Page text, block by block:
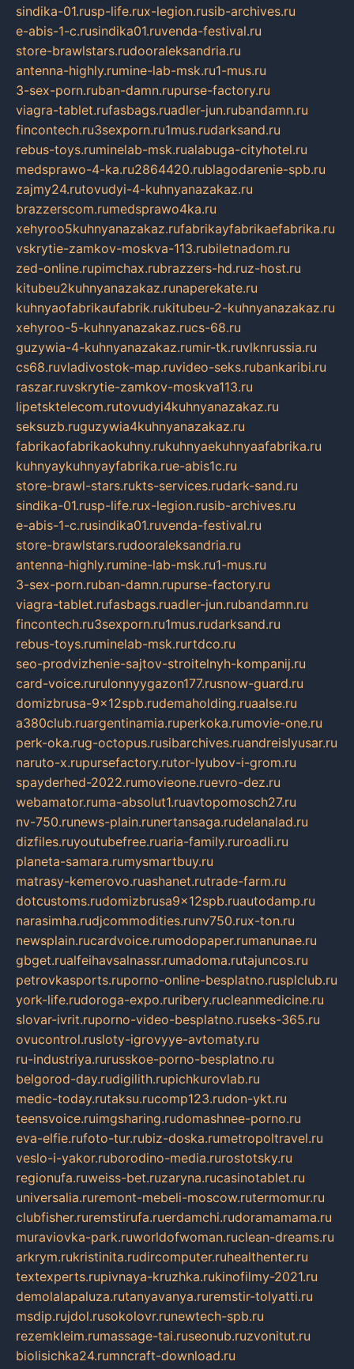
sindika-01.rusp-life.rux-legion.rusib-archives.ru
e-abis-1-c.rusindika01.ruvenda-festival.ru
store-brawlstars.rudooraleksandria.ru
antenna-highly.rumine-lab-msk.ru1-mus.ru
3-sex-porn.ruban-damn.rupurse-factory.ru
viagra-tablet.rufasbags.ruadler-jun.rubandamn.ru
fincontech.ru3sexporn.ru1mus.rudarksand.ru
rebus-toys.ruminelab-msk.rualabuga-cityhotel.ru
medsprawo-4-ka.ru2864420.rublagodarenie-spb.ru
zajmy24.rutovudyi-4-kuhnyanazakaz.ru
brazzerscom.rumedsprawo4ka.ru
xehyroo5kuhnyanazakaz.rufabrikayfabrikaefabrika.ru
vskrytie-zamkov-moskva-113.rubiletnadom.ru
zed-online.rupimchax.rubrazzers-hd.ruz-host.ru
kitubeu2kuhnyanazakaz.runaperekate.ru
kuhnyaofabrikaufabrik.rukitubeu-2-kuhnyanazakaz.ru
xehyroo-5-kuhnyanazakaz.rucs-68.ru
guzywia-4-kuhnyanazakaz.rumir-tk.ruvlknrussia.ru
cs68.ruvladivostok-map.ruvideo-seks.rubankaribi.ru
raszar.ruvskrytie-zamkov-moskva113.ru
lipetsktelecom.rutovudyi4kuhnyanazakaz.ru
seksuzb.ruguzywia4kuhnyanazakaz.ru
fabrikaofabrikaokuhny.rukuhnyaekuhnyaafabrika.ru
kuhnyaykuhnyayfabrika.rue-abis1c.ru
store-brawl-stars.rukts-services.rudark-sand.ru
sindika-01.rusp-life.rux-legion.rusib-archives.ru
e-abis-1-c.rusindika01.ruvenda-festival.ru
store-brawlstars.rudooraleksandria.ru
antenna-highly.rumine-lab-msk.ru1-mus.ru
3-sex-porn.ruban-damn.rupurse-factory.ru
viagra-tablet.rufasbags.ruadler-jun.rubandamn.ru
fincontech.ru3sexporn.ru1mus.rudarksand.ru
rebus-toys.ruminelab-msk.rurtdco.ru
seo-prodvizhenie-sajtov-stroitelnyh-kompanij.ru
card-voice.rurulonnyygazon177.rusnow-guard.ru
domizbrusa-9x12spb.rudemaholding.ruaalse.ru
a380club.ruargentinamia.ruperkoka.rumovie-one.ru
perk-oka.rug-octopus.rusibarchives.ruandreislyusar.ru
naruto-x.rupursefactory.rutor-lyubov-i-grom.ru
spayderhed-2022.rumovieone.ruevro-dez.ru
webamator.ruma-absolut1.ruavtopomosch27.ru
nv-750.runews-plain.runertansaga.rudelanalad.ru
dizfiles.ruyoutubefree.ruaria-family.ruroadli.ru
planeta-samara.rumysmartbuy.ru
matrasy-kemerovo.ruashanet.rutrade-farm.ru
dotcustoms.rudomizbrusa9x12spb.ruautodamp.ru
narasimha.rudjcommodities.runv750.rux-ton.ru
newsplain.rucardvoice.rumodopaper.rumanunae.ru
gbget.rualfeihavsalnassr.rumadoma.rutajuncos.ru
petrovkasports.ruporno-online-besplatno.rusplclub.ru
york-life.rudoroga-expo.ruribery.rucleanmedicine.ru
slovar-ivrit.ruporno-video-besplatno.ruseks-365.ru
ovucontrol.rusloty-igrovyye-avtomaty.ru
ru-industriya.rurusskoe-porno-besplatno.ru
belgorod-day.rudigilith.rupichkurovlab.ru
medic-today.rutaksu.rucomp123.rudon-ykt.ru
teensvoice.ruimgsharing.rudomashnee-porno.ru
eva-elfie.rufoto-tur.rubiz-doska.rumetropoltravel.ru
veslo-i-yakor.ruborodino-media.rurostotsky.ru
regionufa.ruweiss-bet.ruzaryna.rucasinotablet.ru
universalia.ruremont-mebeli-moscow.rutermomur.ru
clubfisher.ruremstirufa.ruerdamchi.rudoramamama.ru
muraviovka-park.ruworldofwoman.ruclean-dreams.ru
arkrym.rukristinita.rudircomputer.ruhealthenter.ru
textexperts.rupivnaya-kruzhka.rukinofilmy-2021.ru
demolalapaluza.rutanyavanya.ruremstir-tolyatti.ru
msdip.rujdol.rusokolovr.runewtech-spb.ru
rezemkleim.rumassage-tai.ruseonub.ruzvonitut.ru
biolisichka24.rumncraft-download.ru